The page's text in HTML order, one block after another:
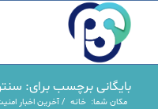
بایگانی برچسب برای:
مکان شما: خانه / آخرین اخبار